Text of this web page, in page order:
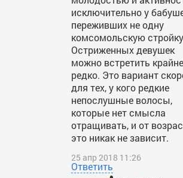
исключительно у
переживших не одну
комсомольскую
Остриженных девушек
можно встретить крайне
редко. Это вариант
для тех, у кого редкие
непослушные волосы,
которые нет смысла
отращивать, и от
это никак не зависит.
25 апр 2018 11:26
Ответить